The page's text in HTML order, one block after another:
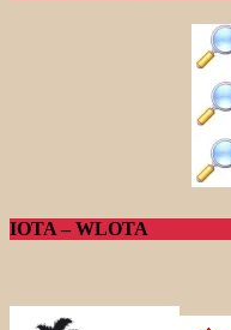
IOTA – WLOTA